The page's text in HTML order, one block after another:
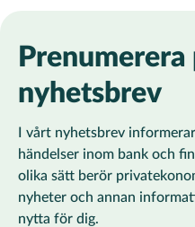
Prenumerera
nyhetsbrev
I vårt nyhetsbrev
händelser inom bank och
olika sätt berör
nyheter och annan
nytta för dig.